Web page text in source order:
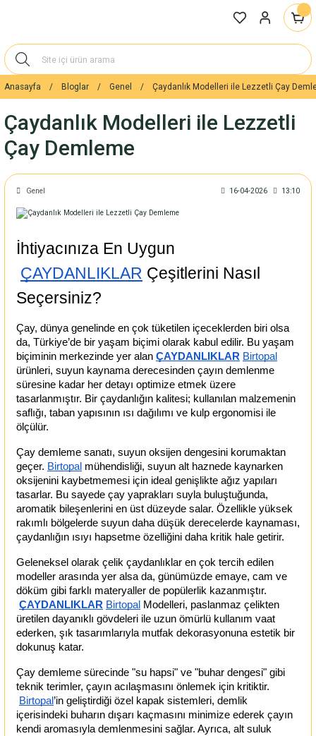
Anasayfa Bloglar Genel Çaydanlık Modelleri ile Lezzetli Çay
Çaydanlık Modelleri ile Lezzetli
Çay Demleme
Genel 16-04-2026 13:10
İhtiyacınıza En Uygun
ÇAYDANLIKLAR Çeşitlerini Nasıl
Seçersiniz?
Çay, dünya genelinde en çok tüketilen içeceklerden biri olsa
da, Türkiye’de bir yaşam biçimi olarak kabul edilir. Bu yaşam
biçiminin merkezinde yer alan ÇAYDANLIKLAR Birtopal
ürünleri, suyun kaynama derecesinden çayın demlenme
süresine kadar her detayı optimize etmek üzere
tasarlanmıştır. Bir çaydanlığın kalitesi; kullanılan malzemenin
saflığı, taban yapısının ısı dağılımı ve kulp ergonomisi ile
ölçülür.
Çay demleme sanatı, suyun oksijen dengesini korumaktan
geçer. Birtopal mühendisliği, suyun alt haznede kaynarken
oksijenini kaybetmemesi için ideal genişlikte ağız yapıları
tasarlar. Bu sayede çay yaprakları suyla buluştuğunda,
aromatik bileşenlerini en üst düzeyde salar. Özellikle yüksek
rakımlı bölgelerde suyun daha düşük derecelerde kaynaması,
çaydanlığın ısıyı hapsetme özelliğini daha kritik hale getirir.
Geleneksel olarak çelik çaydanlıklar en çok tercih edilen
modeller arasında yer alsa da, günümüzde emaye, cam ve
döküm gibi farklı materyaller de popülerlik kazanmıştır.
ÇAYDANLIKLAR Birtopal Modelleri, paslanmaz çelikten
üretilen dayanıklı gövdeleri ile uzun ömürlü kullanım vaat
ederken, şık tasarımlarıyla mutfak dekorasyonuna estetik bir
dokunuş katar.
Çay demleme sürecinde "su hapsi" ve "buhar dengesi" gibi
teknik terimler, çayın acılaşmasını önlemek için kritiktir.
Birtopal’in geliştirdiği özel kapak sistemleri, demlik
içerisindeki buharın dışarı kaçmasını minimize ederek çayın
kendi aromasıyla demlenmesini sağlar. Ayrıca, alt suluk